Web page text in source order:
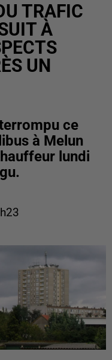
TRAFIC
À
UN
ce
à Melun
lundi